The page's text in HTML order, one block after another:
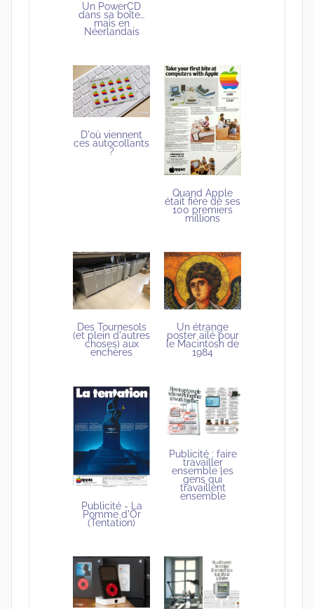
Un PowerCD
dans sa boîte…
mais en
Néerlandais
D'où viennent
ces autocollants
?
Quand Apple
était fière de ses
100 premiers
millions
Des Tournesols
(et plein d'autres
choses) aux
enchères
Un étrange
poster ailé pour
le Macintosh de
1984
Publicité - La
Pomme d'Or
(Tentation)
Publicité : faire
travailler
ensemble les
gens qui
travaillent
ensemble